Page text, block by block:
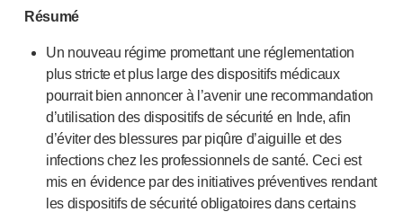
Amielle®Comfort
Rapport™
®
Neuropathie
Neuropen
Monofilaments Neuropen
Résumé
Un nouveau régime promettant une réglementation
plus stricte et plus large des dispositifs médicaux
pourrait bien annoncer à l’avenir une recommandation
d’utilisation des dispositifs de sécurité en Inde, afin
d’éviter des blessures par piqûre d’aiguille et des
infections chez les professionnels de santé. Ceci est
mis en évidence par des initiatives préventives rendant
les dispositifs de sécurité obligatoires dans certains